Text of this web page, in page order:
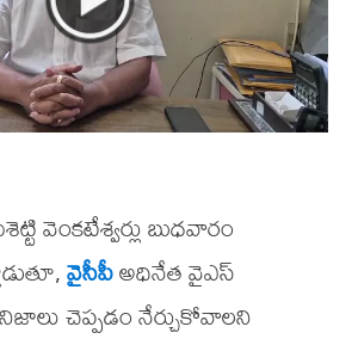
వెంకటేశ్వర్లు బుధవారం
వైసీపీఅధినేత వైఎస్
చెప్పడం నేర్చుకోవాలని